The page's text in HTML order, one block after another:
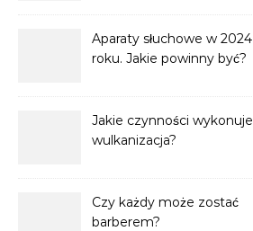
Aparaty słuchowe w 2024
roku. Jakie powinny być?
Jakie czynności wykonuje
wulkanizacja?
Czy każdy może zostać
barberem?